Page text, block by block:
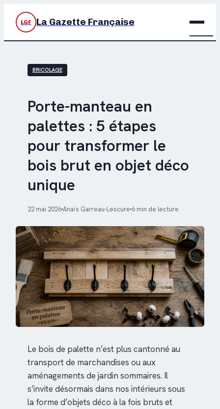
LGF La Gazette Française
BRICOLAGE
Porte-manteau en
palettes : 5 étapes
pour transformer le
bois brut en objet déco
unique
22 mai 2026·Anaïs Garreau-Lescure·6 min de lecture
Le bois de palette n’est plus cantonné au
transport de marchandises ou aux
aménagements de jardin sommaires. Il
s’invite désormais dans nos intérieurs sous
la forme d’objets déco à la fois bruts et